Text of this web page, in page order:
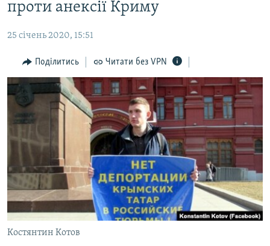
до
основної
Перейти
до
пошуку
БЛОГИ
ПОГЛЯД
ІНТЕРВ'Ю
ВСЕ ЗА ДЕНЬ
СПЕЦПРОЕКТИ
ДЕПОРТАЦІЯ
ВІДЕОУРОКИ «ELIFBE»
СВІДЧЕННЯ ОКУПАЦІЇ
УКРАЇНСЬКА ПРОБЛЕМА КРИМУ
ІНФОГРАФІКА
ЯК ОБІЙТИ БЛОКУВАННЯ
Русский
Qırımtatar
ДОЛУЧАЙСЯ!
проти анексії Криму
25 січень 2020, 15:51
Поділитись Читати без VPN
Костянтин Котов